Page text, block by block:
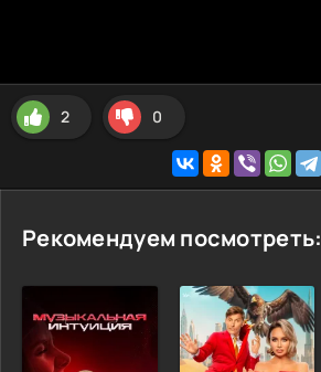
2 0
Рекомендуем посмотреть: